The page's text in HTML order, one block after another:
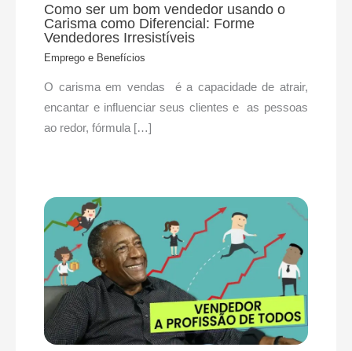
Como ser um bom vendedor usando o
Carisma como Diferencial: Forme
Vendedores Irresistíveis
Emprego e Benefícios
O carisma em vendas é a capacidade de atrair,
encantar e influenciar seus clientes e as pessoas
ao redor, fórmula […]